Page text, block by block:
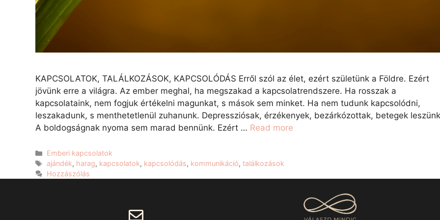
KAPCSOLATOK, TALÁLKOZÁSOK, KAPCSOLÓDÁS Erről szól az élet, ezért születünk a Földre. Ezért
jövünk erre a világra. Az ember meghal, ha megszakad a kapcsolatrendszere. Ha rosszak a
kapcsolataink, nem fogjuk értékelni magunkat, s mások sem minket. Ha nem tudunk kapcsolódni,
leszakadunk, s menthetetlenül zuhanunk. Depressziósak, érzékenyek, bezárkózottak, betegek
A boldogságnak nyoma sem marad bennünk. Ezért … Read more
Emberi kapcsolatok
ajándék, harag, kapcsolatok, kapcsolódás, kommunikáció,találkozások
Hozzászólás